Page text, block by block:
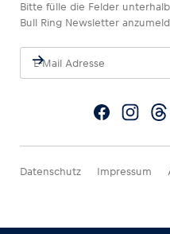
Bitte fülle die Felder
Bull Ring Newsletter
Datenschutz Impressum